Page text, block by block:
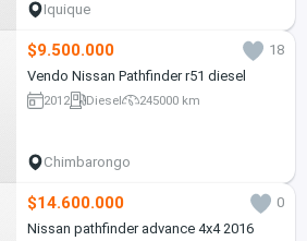
Iquique
$9.500.000
18
Vendo Nissan Pathfinder r51 diesel
2012 Diesel 245000 km
Chimbarongo
$14.600.000
0
Nissan pathfinder advance 4x4 2016